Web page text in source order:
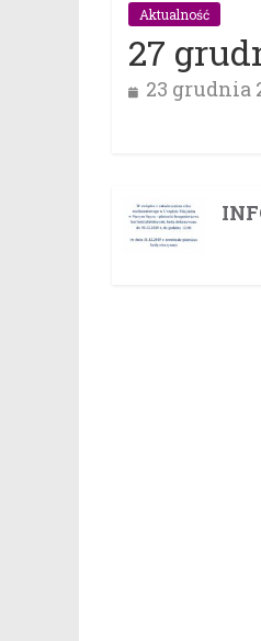
Aktualność
27
23 grudnia